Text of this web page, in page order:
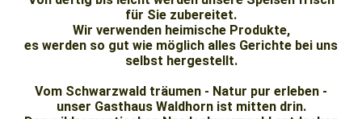
für Sie zubereitet.
Wir verwenden heimische Produkte,
es werden so gut wie möglich alles Gerichte bei uns
selbst hergestellt.
Vom Schwarzwald träumen - Natur pur erleben -
unser Gasthaus Waldhorn ist mitten drin.